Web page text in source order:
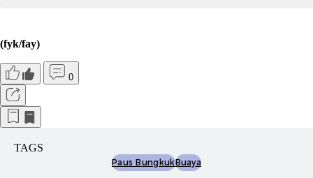
(fyk/fay)
0
TAGS
Paus BungkukBuaya